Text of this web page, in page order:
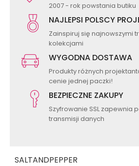
2007 - rok powstania butiku
NAJLEPSI POLSCY
Zainspiruj się najnowszymi
kolekcjami
WYGODNA DOSTAWA
Produkty różnych
cenie jednej paczki!
BEZPIECZNE ZAKUPY
Szyfrowanie SSL zapewnia
transmisji danych
SALTANDPEPPER